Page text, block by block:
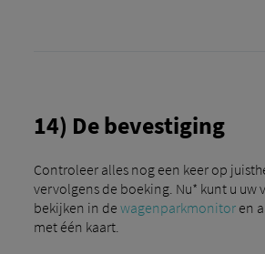
14) De bevestiging
Controleer alles nog een keer op
vervolgens de boeking. Nu* kunt u uw
bekijken in de wagenparkmonitoren
met één kaart.